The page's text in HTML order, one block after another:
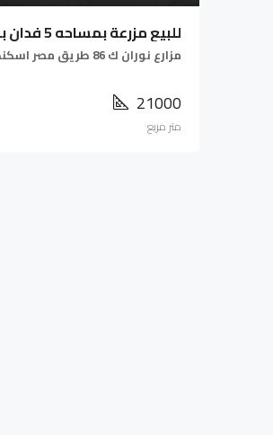
للبيع مزرعة بمساحه 5 فدان بمزارع نوران
مزارع نوران ك 86 طريق مصر اسكندريه الصحراوي
21000
متر مربع